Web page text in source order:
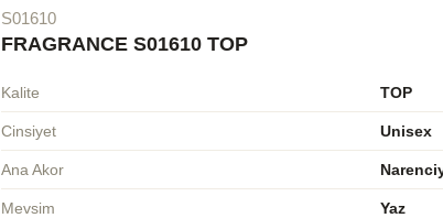
S01610
FRAGRANCE S01610 TOP
Kalite TOP
Cinsiyet Unisex
Ana Akor
Mevsim Yaz